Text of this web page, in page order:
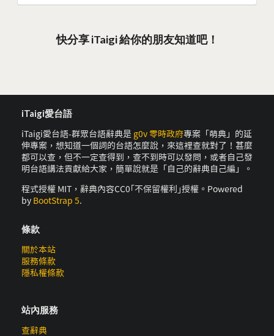
快分享 iTaigi 給你的朋友知道吧！
iTaigi愛台語
iTaigi愛台語-群眾台語辭典是 g0v 零時政府專案「萌典」的延
伸專案，想知道一個詞的台語怎麼說，來這裡查就對了！甚麼
都可以查，但不一定查得到，查不到時可以發問，或者自己發
明台語講法貢獻給大家，簡單說就是「自己的辭典自己編」。
程式授權 MIT，辭典內容CC0｢不保留權利｣授權。Powered
by BootStrap 5.
條款
關於本站
服務條款
隱私權條款
站內服務
查辭典